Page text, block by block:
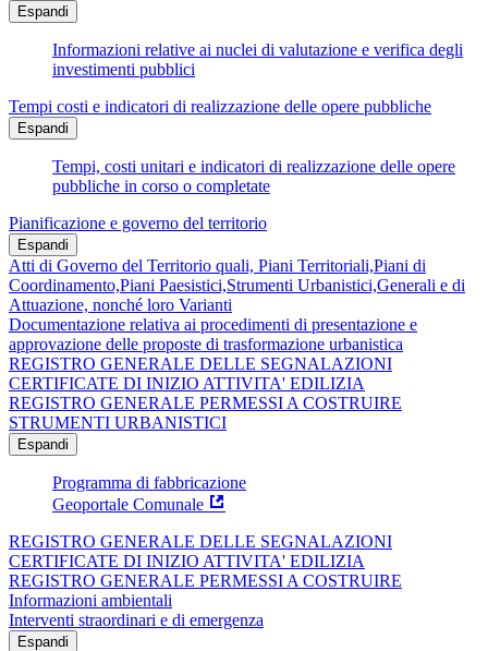
Espandi
Informazioni relative ai nuclei di valutazione e verifica degli
investimenti pubblici
Tempi costi e indicatori di realizzazione delle opere pubbliche
Espandi
Tempi, costi unitari e indicatori di realizzazione delle opere
pubbliche in corso o completate
Pianificazione e governo del territorio
Espandi
Atti di Governo del Territorio quali, Piani Territoriali,Piani di
Coordinamento,Piani Paesistici,Strumenti Urbanistici,Generali e di
Attuazione, nonché loro Varianti
Documentazione relativa ai procedimenti di presentazione e
approvazione delle proposte di trasformazione urbanistica
REGISTRO GENERALE DELLE SEGNALAZIONI
CERTIFICATE DI INIZIO ATTIVITA' EDILIZIA
REGISTRO GENERALE PERMESSI A COSTRUIRE
STRUMENTI URBANISTICI
Espandi
Programma di fabbricazione
Geoportale Comunale
REGISTRO GENERALE DELLE SEGNALAZIONI
CERTIFICATE DI INIZIO ATTIVITA' EDILIZIA
REGISTRO GENERALE PERMESSI A COSTRUIRE
Informazioni ambientali
Interventi straordinari e di emergenza
Espandi